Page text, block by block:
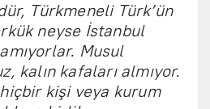
Türkmeneli Türk’ün
neyse İstanbul
Musul
kalın kafaları almıyor.
kişi veya kurum